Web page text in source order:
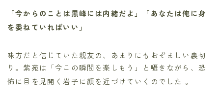
「今からのことは黒峰には内緒だよ」「あなたは俺に身
を委ねていればいい」
味方だと信じていた親友の、あまりにもおぞましい裏切
り。紫苑は「今この瞬間を楽しもう」と囁きながら、恐
怖に目を見開く岩子に顔を近づけていくのでした 。